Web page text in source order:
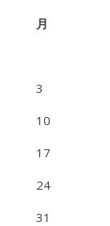
月
3
10
17
24
31